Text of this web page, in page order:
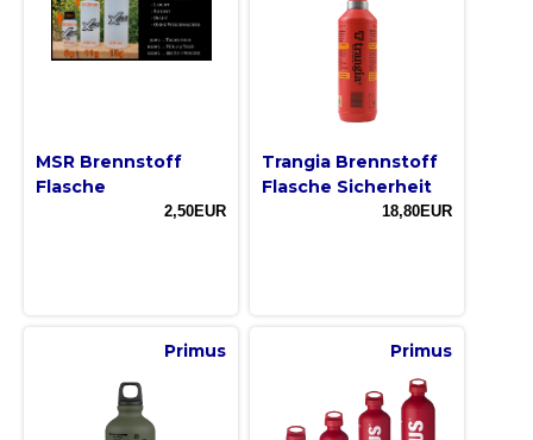
MSR Brennstoff
Flasche
2,50EUR
Trangia Brennstoff
Flasche Sicherheit
18,80EUR
Primus Primus